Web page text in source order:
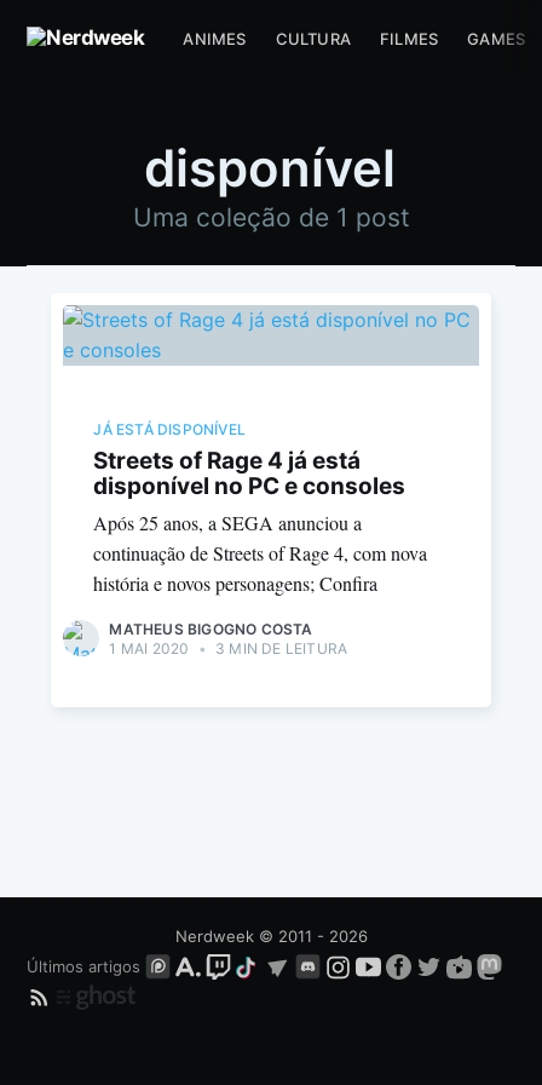
ANIMES CULTURA FILMES GAMES
disponível
Uma coleção de 1 post
JÁ ESTÁ DISPONÍVEL
Streets of Rage 4 já está
disponível no PC e consoles
Após 25 anos, a SEGA anunciou a
continuação de Streets of Rage 4, com nova
história e novos personagens; Confira
MATHEUS BIGOGNO COSTA
1 MAI 2020
• 3 MIN DE LEITURA
Nerdweek© 2011 - 2026
Últimos artigos